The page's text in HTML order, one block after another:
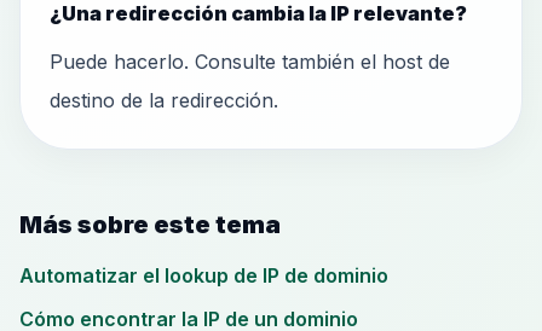
¿Una redirección cambia la IP relevante?
Puede hacerlo. Consulte también el host de
destino de la redirección.
Más sobre este tema
Automatizar el lookup de IP de dominio
Cómo encontrar la IP de un dominio